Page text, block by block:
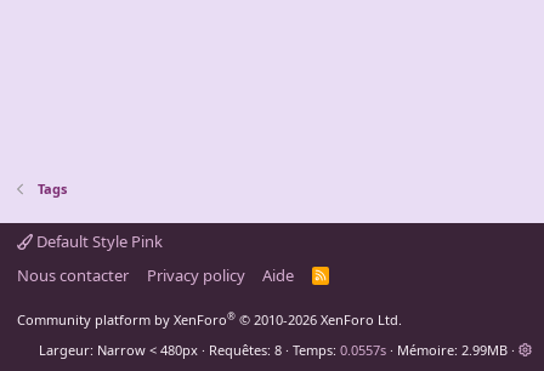
Tags
Default Style Pink
Nous contacter
Privacy policy Aide
R
Community platform by XenForo® © 2010-2026 XenForo Ltd.
Largeur
Requêtes 8 Temps 0.0557s Mémoire 2.99MB